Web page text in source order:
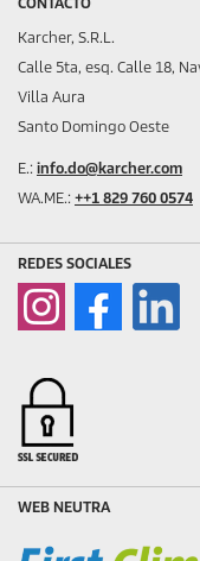
Karcher, S.R.L.
Calle 5ta, esq. Calle 18,
Villa Aura
Santo Domingo Oeste
E.: info.do@karcher.com
WA.ME.: ++1 829 760 0574
REDES SOCIALES
WEB NEUTRA